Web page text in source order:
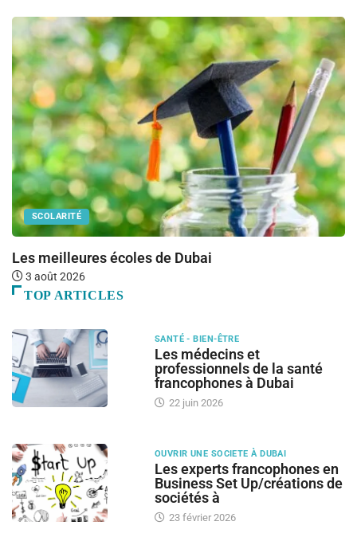
SCOLARITÉ
Les meilleures écoles de Dubai
3 août 2026
TOP ARTICLES
SANTÉ - BIEN-ÊTRE
Les médecins et
professionnels de la santé
francophones à Dubai
22 juin 2026
OUVRIR UNE SOCIETE À DUBAI
Les experts francophones en
Business Set Up/créations de
sociétés à
23 février 2026